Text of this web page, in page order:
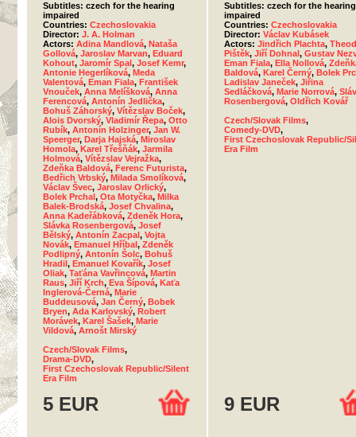
Subtitles: czech for the hearing
impaired
Countries: Czechoslovakia
Director: J. A. Holman
Actors: Adina Mandlová, Nataša
Gollová, Jaroslav Marvan, Eduard
Kohout, Jaromír Spal, Josef Kemr,
Antonie Hegerlíková, Meda
Valentová, Eman Fiala, František
Vnouček, Anna Melíšková, Anna
Ferencová, Antonín Jedlička,
Bohuš Záhorský, Vítězslav Boček,
Alois Dvorský, Vladimír Řepa, Otto
Rubík, Antonín Holzinger, Jan W.
Speerger, Darja Hajská, Miroslav
Homola, Karel Třešňák, Jarmila
Holmová, Vítězslav Vejražka,
Zdeňka Baldová, Ferenc Futurista,
Bedřich Vrbský, Milada Smolíková,
Václav Švec, Jaroslav Orlický,
Bolek Prchal, Ota Motyčka, Milka
Balek-Brodská, Josef Chvalina,
Anna Kadeřábková, Zdeněk Hora,
Slávka Rosenbergová, Josef
Bělský, Antonín Zacpal, Vojta
Novák, Emanuel Hříbal, Zdeněk
Podlipný, Antonín Šolc, Bohuš
Hradil, Emanuel Kovařík, Josef
Oliak, Taťána Vavřincová, Martin
Raus, Jiří Krch, Eva Šípová, Kaťa
Inglerová-Černá, Marie
Buddeusová, Jan Černý, Bobek
Bryen, Ada Karlovský, Robert
Morávek, Karel Šašek, Marie
Vildová, Arnošt Mirský
Czech/Slovak Films,
Drama-DVD,
First Czechoslovak Republic/Silent
Era Film
5 EUR
Subtitles: czech for the hearing
impaired
Countries: Czechoslovakia
Director: Václav Kubásek
Actors: Jindřich Plachta,
Pištěk, Jiří Dohnal, Gustav
Eman Fiala, Ella Nollová,
Baldová, Karel Černý, Bolek
Ladislav Janeček, Jiřina
Sedláčková, Marie Norrová,
Rosenbergová, Oldřich Kovář
Czech/Slovak Films,
Comedy-DVD,
First Czechoslovak Republic/
Era Film
9 EUR